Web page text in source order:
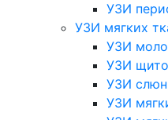
УЗИ
УЗИ мягких
УЗИ
УЗИ
УЗИ
УЗИ